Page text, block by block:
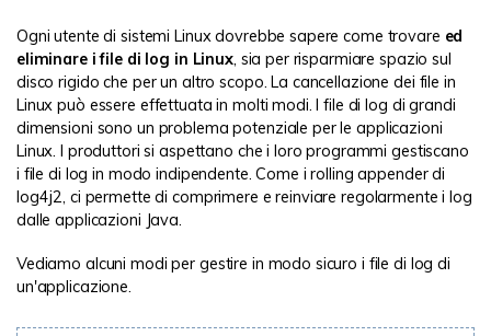
Ogni utente di sistemi Linux dovrebbe sapere come trovare ed
eliminare i file di log in Linux, sia per risparmiare spazio sul
disco rigido che per un altro scopo. La cancellazione dei file in
Linux può essere effettuata in molti modi. I file di log di grandi
dimensioni sono un problema potenziale per le applicazioni
Linux. I produttori si aspettano che i loro programmi gestiscano
i file di log in modo indipendente. Come i rolling appender di
log4j2, ci permette di comprimere e reinviare regolarmente i log
dalle applicazioni Java.
Vediamo alcuni modi per gestire in modo sicuro i file di log di
un'applicazione.